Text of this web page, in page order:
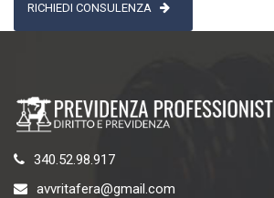
RICHIEDI CONSULENZA
340.52.98.917
avvritafera@gmail.com